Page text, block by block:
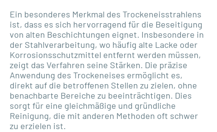
Ein besonderes Merkmal des Trockeneisstrahlens
ist, dass es sich hervorragend für die Beseitigung
von alten Beschichtungen eignet. Insbesondere in
der Stahlverarbeitung, wo häufig alte Lacke oder
Korrosionsschutzmittel entfernt werden müssen,
zeigt das Verfahren seine Stärken. Die präzise
Anwendung des Trockeneises ermöglicht es,
direkt auf die betroffenen Stellen zu zielen, ohne
benachbarte Bereiche zu beeinträchtigen. Dies
sorgt für eine gleichmäßige und gründliche
Reinigung, die mit anderen Methoden oft schwer
zu erzielen ist.